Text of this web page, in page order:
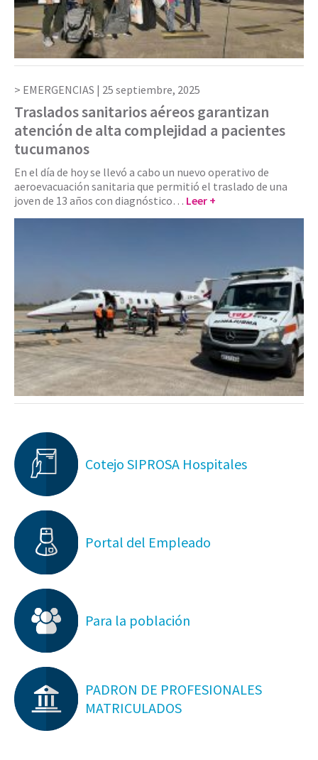
EMERGENCIAS | 25 septiembre, 2025
Traslados sanitarios aéreos garantizan
atención de alta complejidad a pacientes
tucumanos
En el día de hoy se llevó a cabo un nuevo operativo de
aeroevacuación sanitaria que permitió el traslado de una
joven de 13 años con diagnóstico… Leer +
Cotejo SIPROSA Hospitales
Portal del Empleado
Para la población
PADRON DE PROFESIONALES
MATRICULADOS